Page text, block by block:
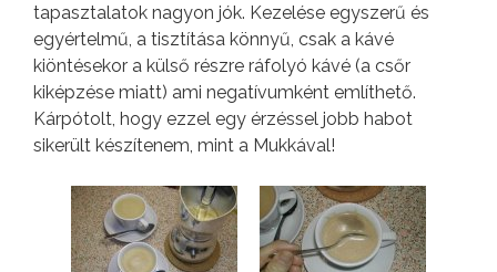
tapasztalatok nagyon jók. Kezelése egyszerű és
egyértelmű, a tisztítása könnyű, csak a kávé
kiöntésekor a külső részre ráfolyó kávé (a csőr
kiképzése miatt) ami negatívumként említhető.
Kárpótolt, hogy ezzel egy érzéssel jobb habot
sikerült készítenem, mint a Mukkával!